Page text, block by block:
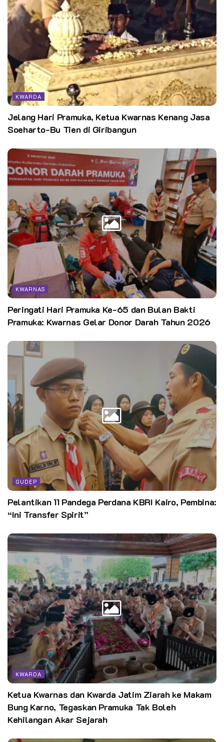
KWARDA
Jelang Hari Pramuka, Ketua Kwarnas Kenang Jasa
Soeharto-Bu Tien di Giribangun
KWARNAS
Peringati Hari Pramuka Ke-65 dan Bulan Bakti
Pramuka: Kwarnas Gelar Donor Darah Tahun 2026
GUDEP
Pelantikan 11 Pandega Perdana KBRI Kairo, Pembina:
“Ini Transfer Spirit”
KWARDA
Ketua Kwarnas dan Kwarda Jatim Ziarah ke Makam
Bung Karno, Tegaskan Pramuka Tak Boleh
Kehilangan Akar Sejarah